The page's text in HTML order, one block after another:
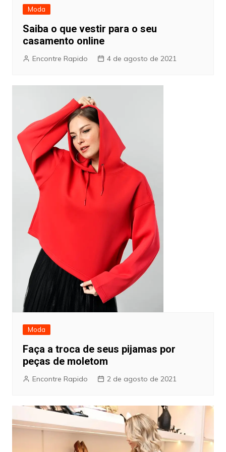
Moda
Saiba o que vestir para o seu
casamento online
Encontre Rapido 4 de agosto de 2021
Moda
Faça a troca de seus pijamas por
peças de moletom
Encontre Rapido 2 de agosto de 2021